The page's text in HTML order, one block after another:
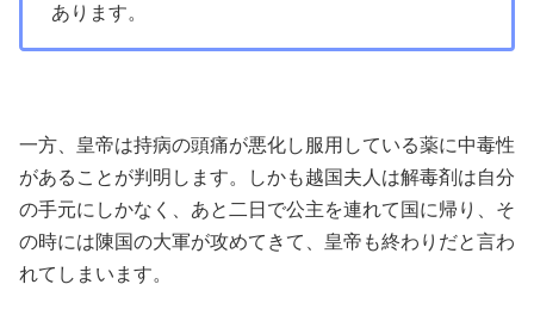
あります。
一方、皇帝は持病の頭痛が悪化し服用している薬に中毒性
があることが判明します。しかも越国夫人は解毒剤は自分
の手元にしかなく、あと二日で公主を連れて国に帰り、そ
の時には陳国の大軍が攻めてきて、皇帝も終わりだと言わ
れてしまいます。